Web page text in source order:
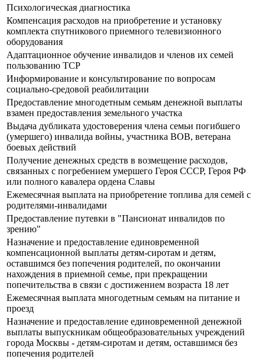
Психологическая диагностика
Компенсация расходов на приобретение и установку
комплекта спутникового приемного телевизионного
оборудования
Адаптационное обучение инвалидов и членов их семей
пользованию ТСР
Информирование и консультирование по вопросам
социально-средовой реабилитации
Предоставление многодетным семьям денежной выплаты
взамен предоставления земельного участка
Выдача дубликата удостоверения члена семьи погибшего
(умершего) инвалида войны, участника ВОВ, ветерана
боевых действий
Получение денежных средств в возмещение расходов,
связанных с погребением умершего Героя СССР, Героя РФ
или полного кавалера ордена Славы
Ежемесячная выплата на приобретение топлива для семей с
родителями-инвалидами
Предоставление путевки в "Пансионат инвалидов по
зрению"
Назначение и предоставление единовременной
компенсационной выплаты детям-сиротам и детям,
оставшимся без попечения родителей, по окончании
нахождения в приемной семье, при прекращении
попечительства в связи с достижением возраста 18 лет
Ежемесячная выплата многодетным семьям на питание и
проезд
Назначение и предоставление единовременной денежной
выплаты выпускникам общеобразовательных учреждений
города Москвы - детям-сиротам и детям, оставшимся без
попечения родителей